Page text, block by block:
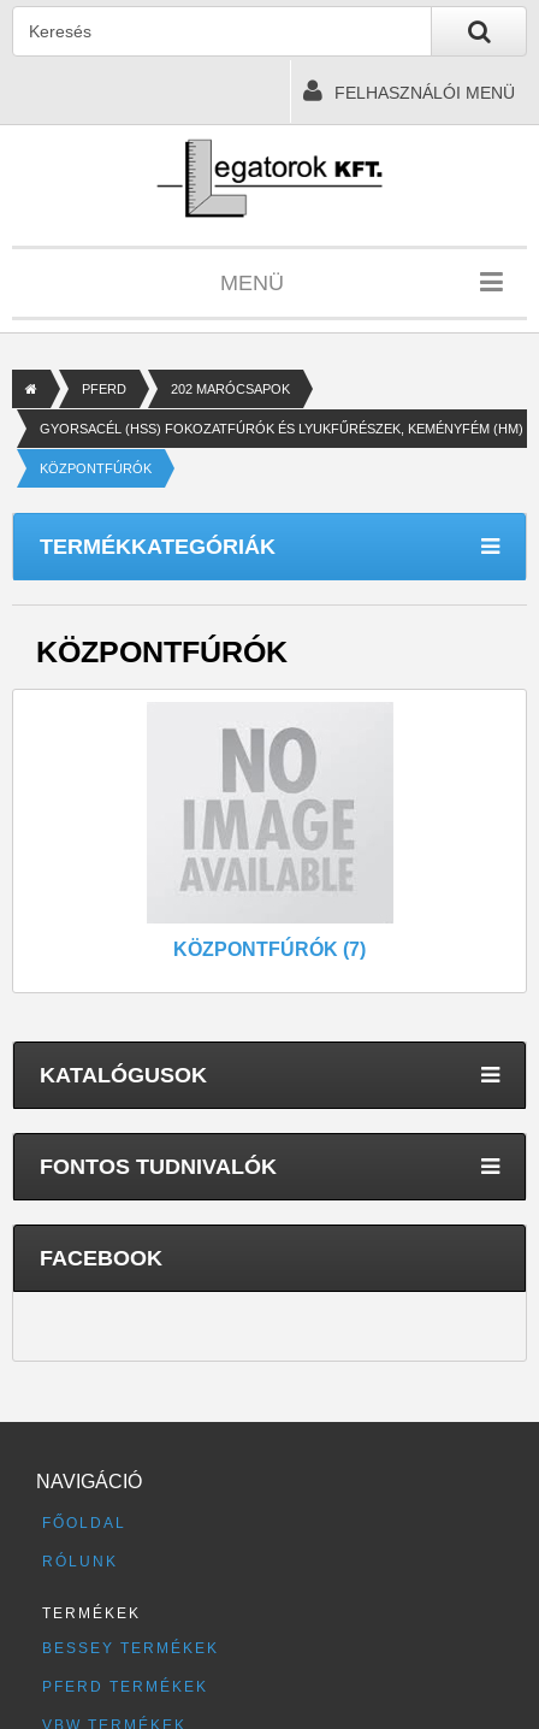
FELHASZNÁLÓI MENÜ
MENÜ
PFERD 202 MARÓCSAPOK
GYORSACÉL (HSS) FOKOZATFÚRÓK ÉS LYUKFŰRÉSZEK, KEMÉNYFÉM (HM)
KÖZPONTFÚRÓK
TERMÉKKATEGÓRIÁK
KÖZPONTFÚRÓK
KÖZPONTFÚRÓK (7)
KATALÓGUSOK
FONTOS TUDNIVALÓK
FACEBOOK
NAVIGÁCIÓ
FŐOLDAL
RÓLUNK
TERMÉKEK
BESSEY TERMÉKEK
PFERD TERMÉKEK
VBW TERMÉKEK